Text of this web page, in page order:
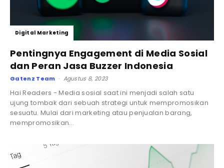
Digital Marketing
Pentingnya Engagement di Media Sosial
dan Peran Jasa Buzzer Indonesia
Gatenz Team - Agustus 8, 2023
Hai Readers - Media sosial saat ini menjadi salah satu
ujung tombak dari sebuah strategi untuk mempromosikan
sesuatu. Mulai dari marketing atau penjualan barang,
mempromosikan...